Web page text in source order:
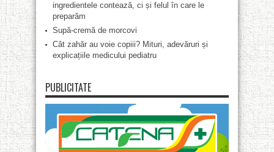
ingredientele contează, ci și felul în care le
preparăm
Supă-cremă de morcovi
Cât zahăr au voie copiii? Mituri, adevăruri și
explicațiile medicului pediatru
PUBLICITATE